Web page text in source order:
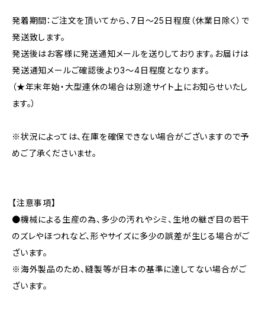
発着期間：ご注文を頂いてから、7日〜25日程度（休業日除く）で
発送致します。
発送後はお客様に発送通知メールを送りしております。お届けは
発送通知メールご確認後より3〜4日程度となります。
（★年末年始・大型連休の場合は別途サイト上にお知らせいたし
ます。）
※状況によっては、在庫を確保できない場合がございますので予
めご了承くださいませ。
【注意事項】
●機械による生産の為、多少の汚れやシミ、生地の継ぎ目の若干
のズレやほつれなど、形やサイズに多少の誤差が生じる場合がご
ざいます。
※海外製品のため、縫製等が日本の基準に達してない場合がご
ざいます。